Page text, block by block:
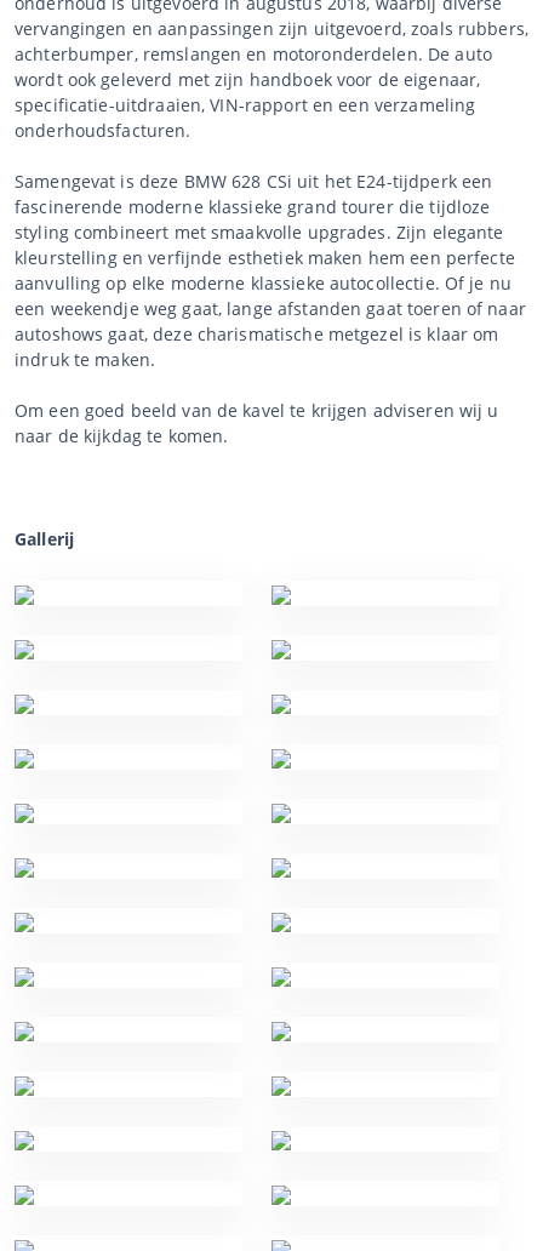
vervangingen en aanpassingen zijn uitgevoerd, zoals rubbers,
achterbumper, remslangen en motoronderdelen. De auto
wordt ook geleverd met zijn handboek voor de eigenaar,
specificatie-uitdraaien, VIN-rapport en een verzameling
onderhoudsfacturen.
Samengevat is deze BMW 628 CSi uit het E24-tijdperk een
fascinerende moderne klassieke grand tourer die tijdloze
styling combineert met smaakvolle upgrades. Zijn elegante
kleurstelling en verfijnde esthetiek maken hem een perfecte
aanvulling op elke moderne klassieke autocollectie. Of je nu
een weekendje weg gaat, lange afstanden gaat toeren of naar
autoshows gaat, deze charismatische metgezel is klaar om
indruk te maken.
Om een goed beeld van de kavel te krijgen adviseren wij u
naar de kijkdag te komen.
Gallerij